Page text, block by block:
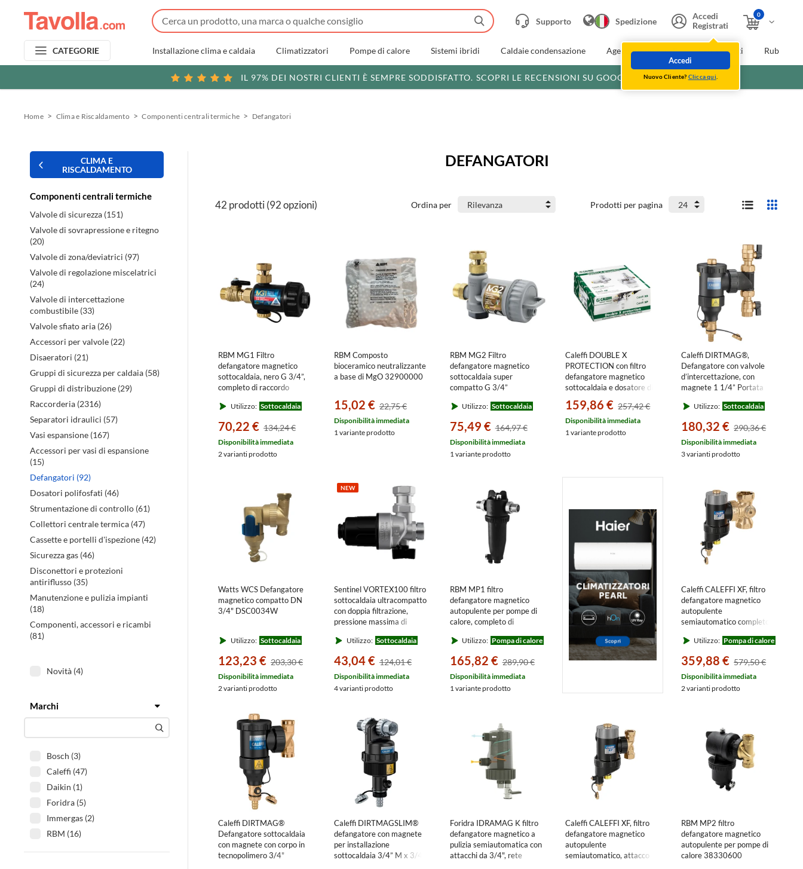
Supporto Spedizione
Accedi
Registrati
Accedi
Nuovo Cliente? Clicca qui
0
CATEGORIE Installazione clima e caldaia Climatizzatori Pompe di calore Sistemi ibridi Caldaie condensazione Agevolazioni fiscali Extra Sconti
IL 97% DEI NOSTRI CLIENTI È SEMPRE SODDISFATTO. SCOPRI LE RECENSIONI SU GOOGLE
Home Clima e Riscaldamento Componenti centrali termiche Defangatori
CLIMA E
RISCALDAMENTO
Componenti centrali termiche
Valvole di sicurezza (151)
Valvole di sovrapressione e ritegno
(20)
Valvole di zona/deviatrici (97)
Valvole di regolazione miscelatrici
(24)
Valvole di intercettazione
combustibile (33)
Valvole sfiato aria (26)
Accessori per valvole (22)
Disaeratori (21)
Gruppi di sicurezza per caldaia (58)
Gruppi di distribuzione (29)
Raccorderia (2316)
Separatori idraulici (57)
Vasi espansione (167)
Accessori per vasi di espansione
(15)
Defangatori (92)
Dosatori polifosfati (46)
Strumentazione di controllo (61)
Collettori centrale termica (47)
Cassette e portelli d'ispezione (42)
Sicurezza gas (46)
Disconettori e protezioni
antiriflusso (35)
Manutenzione e pulizia impianti
(18)
Componenti, accessori e ricambi
(81)
Novità (4)
Marchi
Filtra
Bosch (3)
Caleffi (47)
Daikin (1)
Foridra (5)
Immergas (2)
RBM (16)
DEFANGATORI
42 prodotti(92 opzioni) Ordina per Prodotti per pagina
RBM MG1 Filtro
defangatore magnetico
sottocaldaia, nero G 3/4”,
completo di raccordo
30700500
Utilizzo: Sottocaldaia
70,22 € 134,24 €
Disponibilità immediata
2 varianti prodotto
RBM Composto
bioceramico neutralizzante
a base di MgO 32900000
15,02 € 22,75 €
Disponibilità immediata
1 variante prodotto
RBM MG2 Filtro
defangatore magnetico
sottocaldaia super
compatto G 3/4”
Utilizzo: Sottocaldaia
75,49 € 164,97 €
Disponibilità immediata
1 variante prodotto
Caleffi DOUBLE X
PROTECTION con filtro
defangatore magnetico
sottocaldaia e dosatore di
KIT5459
159,86 € 257,42 €
Disponibilità immediata
1 variante prodotto
Caleffi DIRTMAG®,
Defangatore con valvole
d’intercettazione, con
magnete 1 1/4” Portata
Utilizzo: Sottocaldaia
180,32 € 290,36 €
Disponibilità immediata
3 varianti prodotto
Watts WCS Defangatore
magnetico compatto DN
3/4" DSC0034W
Utilizzo: Sottocaldaia
123,23 € 203,30 €
Disponibilità immediata
2 varianti prodotto
NEW
Sentinel VORTEX100 filtro
sottocaldaia ultracompatto
con doppia filtrazione,
pressione massima di
VORTEX100-RA-EXPA
Utilizzo: Sottocaldaia
43,04 € 124,01 €
Disponibilità immediata
4 varianti prodotto
RBM MP1 filtro
defangatore magnetico
autopulente per pompe di
calore, completo di
intercettazione integrato e
36990600
Utilizzo: Pompa di calore
165,82 € 289,90 €
Disponibilità immediata
1 variante prodotto
Caleffi CALEFFI XF, filtro
defangatore magnetico
autopulente
semiautomatico completo
577800
Utilizzo: Pompa di calore
359,88 € 579,50 €
Disponibilità immediata
2 varianti prodotto
Caleffi DIRTMAG®
Defangatore sottocaldaia
con magnete con corpo in
tecnopolimero 3/4"
Caleffi DIRTMAGSLIM®
defangatore con magnete
per installazione
sottocaldaia 3/4” M x 3/4”
Foridra IDRAMAG K filtro
defangatore magnetico a
pulizia semiautomatica con
attacchi da 3/4", rete
Caleffi CALEFFI XF, filtro
defangatore magnetico
autopulente
semiautomatico, attacco
RBM MP2 filtro
defangatore magnetico
autopulente per pompe di
calore 38330600